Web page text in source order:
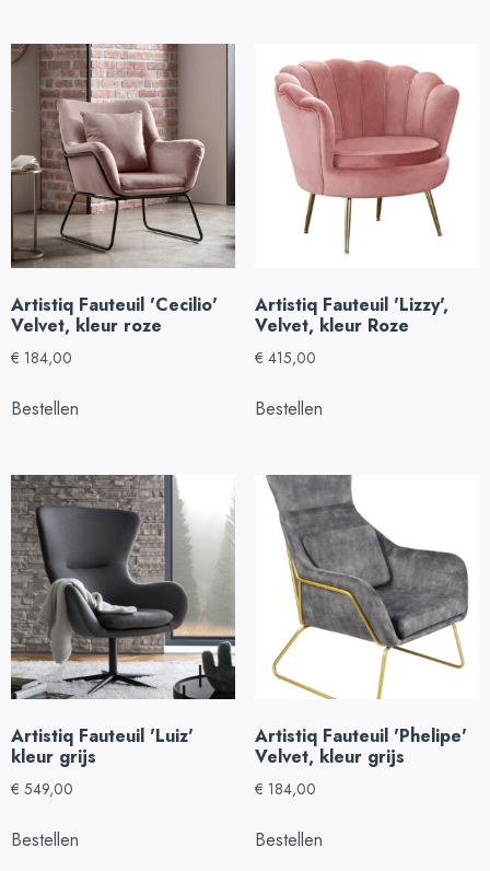
Artistiq Fauteuil 'Cecilio'
Velvet, kleur roze
€ 184,00
Bestellen
Artistiq Fauteuil 'Lizzy',
Velvet, kleur Roze
€ 415,00
Bestellen
Artistiq Fauteuil 'Luiz'
kleur grijs
€ 549,00
Bestellen
Artistiq Fauteuil 'Phelipe'
Velvet, kleur grijs
€ 184,00
Bestellen